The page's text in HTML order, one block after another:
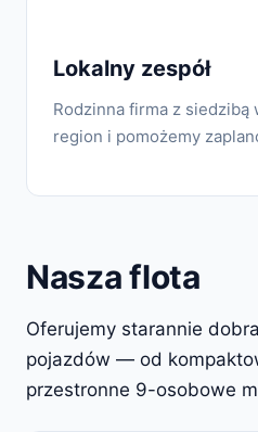
Lokalny zespół
Rodzinna firma z siedzibą
region i pomożemy
Nasza flota
Oferujemy starannie
pojazdów — od
przestronne 9-osobowe